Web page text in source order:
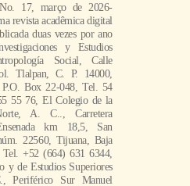
17, março de 2026-
revista acadêmica digital
duas vezes por ano
y Estudios
Social, Calle
Tlalpan, C. P. 14000,
Box 22-048, Tel. 54
55 76, El Colegio de la
A. C.., Carretera
km 18,5, San
22560, Tijuana, Baja
+52 (664) 631 6344,
y de Estudios Superiores
Periférico Sur Manuel